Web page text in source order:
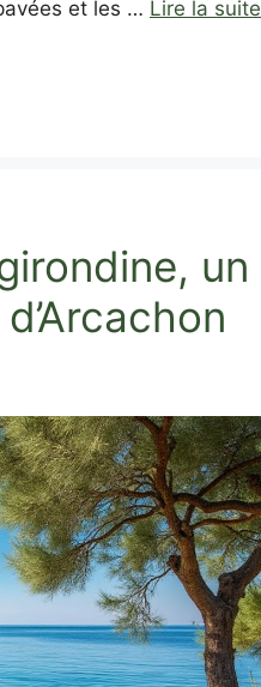
et les … Lire la suite
un